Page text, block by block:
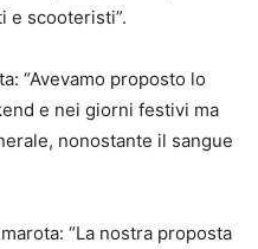
e scooteristi”.
“Avevamo proposto lo
e nei giorni festivi ma
nonostante il sangue
“La nostra proposta